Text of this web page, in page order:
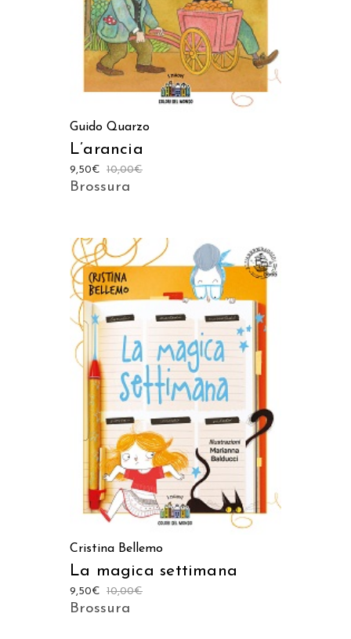
Guido Quarzo
L’arancia
10,00€
9,50€
Brossura
AGGIUNGI AL CARRELLO
Cristina Bellemo
La magica settimana
10,00€
9,50€
Brossura